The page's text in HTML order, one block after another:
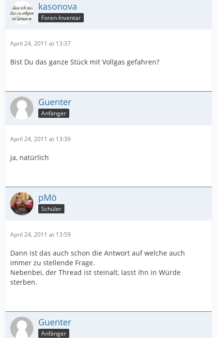
kasonova
Foren-Inventar
April 24, 2011 at 13:37
Bist Du das ganze Stück mit Vollgas gefahren?
Guenter
Anfänger
April 24, 2011 at 13:39
ja, natürlich
pMö
Schüler
April 24, 2011 at 13:59
Dann ist das auch schon die Antwort auf welche auch
immer zu stellende Frage.
Nebenbei, der Thread ist steinalt, lasst ihn in Würde
sterben.
Guenter
Anfänger